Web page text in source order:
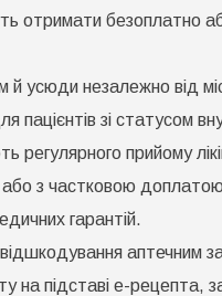
пацієнти
можуть
безоплатно
з
частковою
доплатою
за
програмою
«Доступні
ліки»?
отримати
й усюди незалежно від
пацієнтів зі статусом
регулярного прийому
з частковою
гарантій.
аптечним
на підставі е-рецепта,